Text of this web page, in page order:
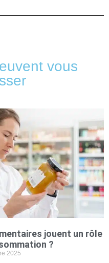
vous
jouent un rôle
?
2025